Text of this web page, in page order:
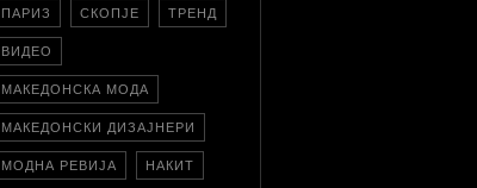
ПАРИЗ СКОПЈЕ ТРЕНД
ВИДЕО
МАКЕДОНСКА МОДА
МАКЕДОНСКИ ДИЗАЈНЕРИ
МОДНА РЕВИЈА НАКИТ